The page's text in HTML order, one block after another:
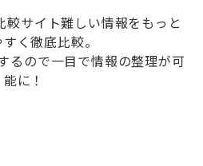
サイト難しい情報をもっと
く徹底比較。
るので一目で情報の整理が可
能に！